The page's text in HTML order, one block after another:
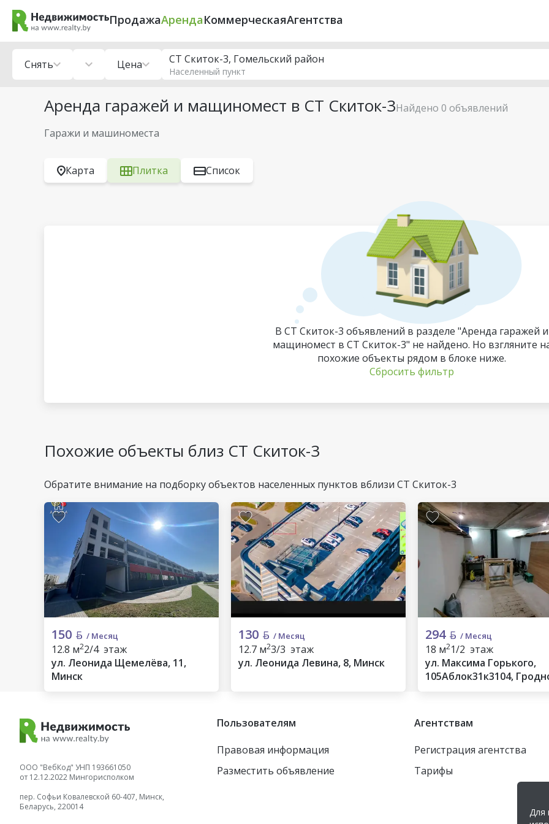
ПродажаАрендаКоммерческаяАгентства
Аренда гаражей и мащиномест в СТ Скиток-3Найдено 0 объявлений
Гаражи и машиноместа
Снять Цена СТ Скиток-3, Гомельский район
Населенный пункт
Карта Плитка Список
В СТ Скиток-3 объявлений в разделе "Аренда гаражей и
мащиномест в СТ Скиток-3" не найдено. Но взгляните
похожие объекты рядом в блоке ниже.
Сбросить фильтр
Похожие объекты близ СТ Скиток-3
Обратите внимание на подборку объектов населенных пунктов вблизи СТ Скиток-3
150 / Месяц
12.8 м22/4 этаж
ул. Леонида Щемелёва, 11,
Минск
130 / Месяц
12.7 м23/3 этаж
ул. Леонида Левина, 8, Минск
294 / Месяц
18 м21/2 этаж
ул. Максима Горького,
105Аблок31к3104,
ООО "ВебКод" УНП 193661050
от 12.12.2022 Мингорисполком
пер. Софьи Ковалевской 60-407, Минск,
Беларусь, 220014
Пользователям
Правовая информация
Разместить объявление
Агентствам
Регистрация агентства
Тарифы
Для